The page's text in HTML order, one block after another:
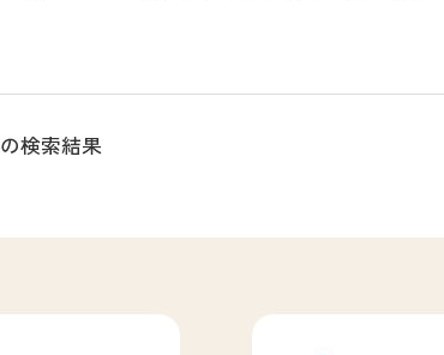
の検索結果